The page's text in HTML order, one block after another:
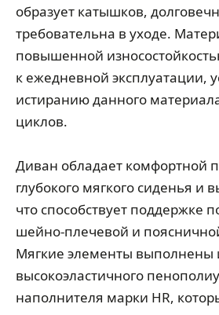
образует катышков,
требовательна в уходе.
повышенной
к ежедневной эксплуатации,
истиранию данного
циклов.
Диван обладает комфортной
глубокого мягкого сиденья и
что способствует поддержке
шейно-плечевой и
Мягкие элементы выполнены
высокоэластичного
наполнителя марки HR,